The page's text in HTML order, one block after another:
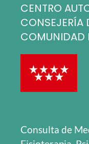
CENTRO
CONSEJERÍA
COMUNIDAD
Consulta de